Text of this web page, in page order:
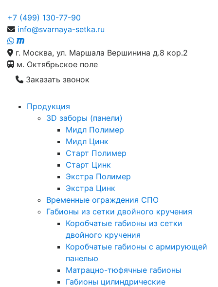
+7 (499) 130-77-90
info@svarnaya-setka.ru
г. Москва, ул. Маршала Вершинина д.8 кор.2
м. Октябрьское поле
Заказать звонок
Продукция
3D заборы (панели)
Мидл Полимер
Мидл Цинк
Старт Полимер
Старт Цинк
Экстра Полимер
Экстра Цинк
Временные ограждения СПО
Габионы из сетки двойного кручения
Коробчатые габионы из сетки
двойного кручения
Коробчатые габионы с армирующей
панелью
Матрацно-тюфячные габионы
Габионы цилиндрические